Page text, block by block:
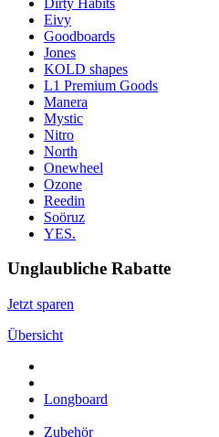
Eivy
Goodboards
Jones
KOLD shapes
L1 Premium Goods
Manera
Mystic
Nitro
North
Onewheel
Ozone
Reedin
Soöruz
YES.
Unglaubliche Rabatte
Jetzt sparen
Übersicht
Longboard
Zubehör